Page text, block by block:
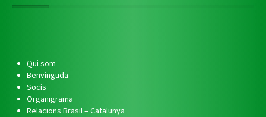
Qui som
Benvinguda
Socis
Organigrama
Relacions Brasil – Catalunya